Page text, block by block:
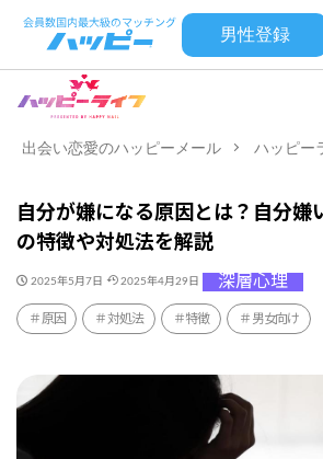
男性登録
出会い恋愛のハッピーメール ハッピー
自分が嫌になる原因とは？自分嫌
の特徴や対処法を解説
2025年5月7日 2025年4月29日 深層心理
原因 対処法 特徴 男女向け